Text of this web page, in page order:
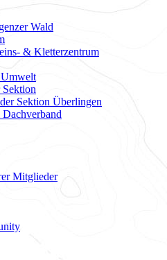
Wald
& Kletterzentrum
Sektion Überlingen
Mitglieder